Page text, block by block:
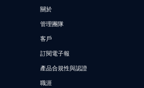
關於
管理團隊
客戶
訂閱電子報
產品合規性與認證
職涯